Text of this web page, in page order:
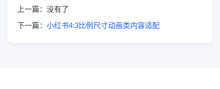
上一篇：没有了
下一篇： 小红书4:3比例尺寸动画类内容适配